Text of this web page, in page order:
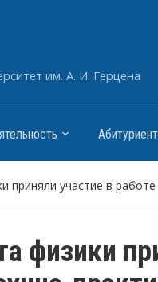
им. А. И. Герцена
приняли участие в
физики